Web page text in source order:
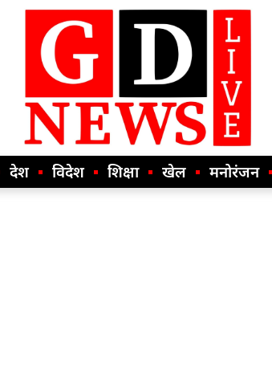
देश विदेश शिक्षा खेल मनोरंजन